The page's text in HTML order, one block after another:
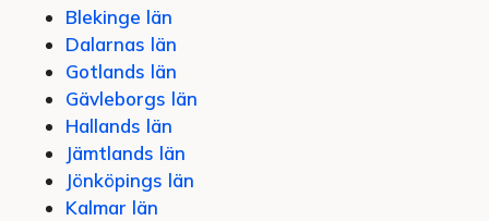
Blekinge län
Dalarnas län
Gotlands län
Gävleborgs län
Hallands län
Jämtlands län
Jönköpings län
Kalmar län